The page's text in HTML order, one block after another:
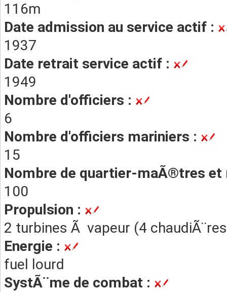
116m
Date admission au service actif :
1937
Date retrait service actif :
1949
Nombre d'officiers :
6
Nombre d'officiers mariniers :
15
Nombre de quartier-maÃ®tres
100
Propulsion :
2 turbines Ã vapeur (4
Energie :
fuel lourd
SystÃ¨me de combat :